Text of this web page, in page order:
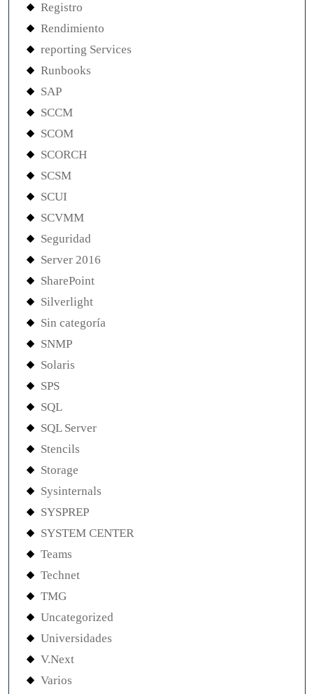
Registro
Rendimiento
reporting Services
Runbooks
SAP
SCCM
SCOM
SCORCH
SCSM
SCUI
SCVMM
Seguridad
Server 2016
SharePoint
Silverlight
Sin categoría
SNMP
Solaris
SPS
SQL
SQL Server
Stencils
Storage
Sysinternals
SYSPREP
SYSTEM CENTER
Teams
Technet
TMG
Uncategorized
Universidades
V.Next
Varios